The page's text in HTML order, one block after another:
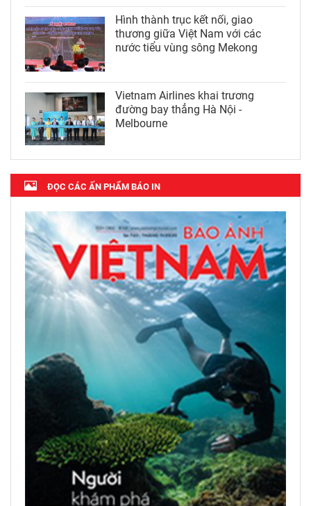
Hình thành trục kết nối, giao
thương giữa Việt Nam với các
nước tiểu vùng sông Mekong
Vietnam Airlines khai trương
đường bay thẳng Hà Nội -
Melbourne
ĐỌC CÁC ẤN PHẨM BÁO IN